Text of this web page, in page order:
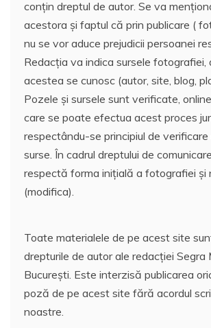
conțin dreptul de autor. Se va
acestora și faptul că prin publicare (
nu se vor aduce prejudicii persoanei
Redacția va indica sursele fotografiei,
acestea se cunosc (autor, site, blog,
Pozele și sursele sunt verificate,
care se poate efectua acest proces
respectându-se principiul de verificare
surse. În cadrul dreptului de
respectă forma inițială a fotografiei și
(modifica).
Toate materialele de pe acest site
drepturile de autor ale redacției Segra
București. Este interzisă publicarea
poză de pe acest site fără acordul
noastre.